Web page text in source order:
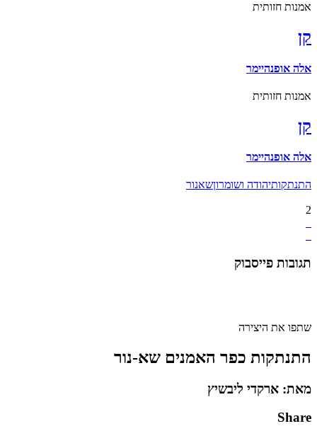
אמנות חזותית
קן
אלה אופנהיימר
אמנות חזותית
קן
אלה אופנהיימר
התנתקותיהודה ושומרוןשאנור
2
תגובות פייסבוק
שתפו את היצירה
התנתקות כפר האמנים שא-נור
מאת: ארקדי ליבשיץ
Share